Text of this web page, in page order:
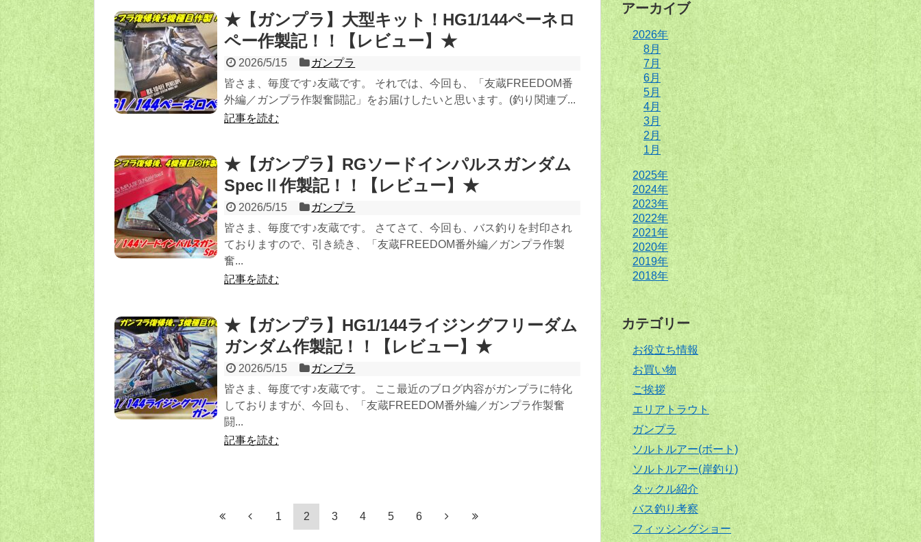
★【ガンプラ】大型キット！HG1/144ペーネロ
ペー作製記！！【レビュー】★
2026/5/15
ガンプラ
皆さま、毎度です♪友蔵です。 それでは、今回も、「友蔵FREEDOM番
外編／ガンプラ作製奮闘記」をお届けしたいと思います。(釣り関連ブ...
記事を読む
★【ガンプラ】RGソードインパルスガンダム
SpecⅡ作製記！！【レビュー】★
2026/5/15
ガンプラ
皆さま、毎度です♪友蔵です。 さてさて、今回も、バス釣りを封印され
ておりますので、引き続き、「友蔵FREEDOM番外編／ガンプラ作製
奮...
記事を読む
★【ガンプラ】HG1/144ライジングフリーダム
ガンダム作製記！！【レビュー】★
2026/5/15
ガンプラ
皆さま、毎度です♪友蔵です。 ここ最近のブログ内容がガンプラに特化
しておりますが、今回も、「友蔵FREEDOM番外編／ガンプラ作製奮
闘...
記事を読む
1 2 3 4 5 6
アーカイブ
2026年
8月
7月
6月
5月
4月
3月
2月
1月
2025年
2024年
2023年
2022年
2021年
2020年
2019年
2018年
カテゴリー
お役立ち情報
お買い物
ご挨拶
エリアトラウト
ガンプラ
ソルトルアー(ボート)
ソルトルアー(岸釣り)
タックル紹介
バス釣り考察
フィッシングショー